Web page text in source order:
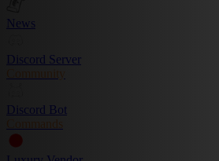
News
Discord Server
Community
Discord Bot